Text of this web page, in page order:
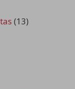
(13)